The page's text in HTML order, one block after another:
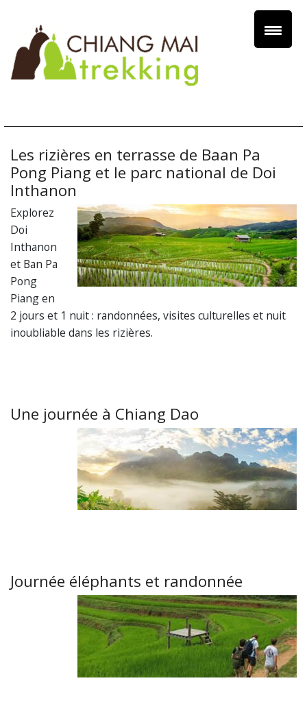
Les rizières en terrasse de Baan Pa
Pong Piang et le parc national de Doi
Inthanon
Explorez
Doi
Inthanon
et Ban Pa
Pong
Piang en
2 jours et 1 nuit : randonnées, visites culturelles et nuit
inoubliable dans les rizières.
Une journée à Chiang Dao
Journée éléphants et randonnée